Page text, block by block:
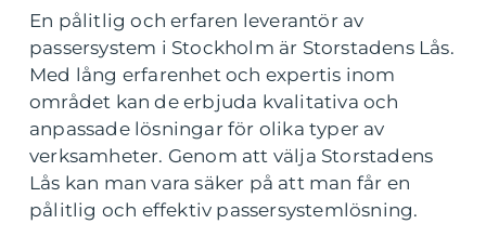
En pålitlig och erfaren leverantör av
passersystem i Stockholm är Storstadens Lås.
Med lång erfarenhet och expertis inom
området kan de erbjuda kvalitativa och
anpassade lösningar för olika typer av
verksamheter. Genom att välja Storstadens
Lås kan man vara säker på att man får en
pålitlig och effektiv passersystemlösning.